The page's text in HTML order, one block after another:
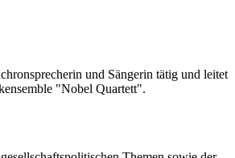
und Sängerin tätig und leitet
"Nobel Quartett".